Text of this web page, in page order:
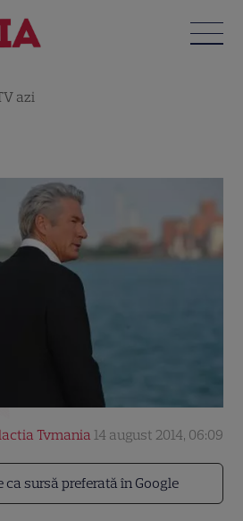
azi
ca sursă preferată în Google
Tvmania 14 august 2014, 06:09